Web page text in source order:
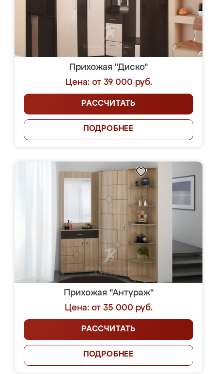
Прихожая "Диско"
Цена: от 39 000 руб.
РАССЧИТАТЬ
ПОДРОБНЕЕ
Прихожая "Антураж"
Цена: от 35 000 руб.
РАССЧИТАТЬ
ПОДРОБНЕЕ